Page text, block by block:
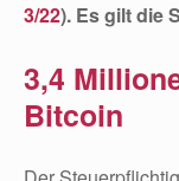
3/22). Es gilt die
3,4
Bitcoin